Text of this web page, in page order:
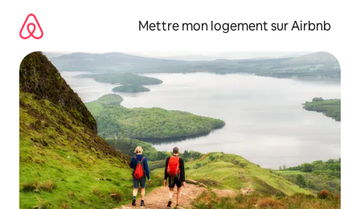
directement
contenu
Mettre mon logement sur Airbnb